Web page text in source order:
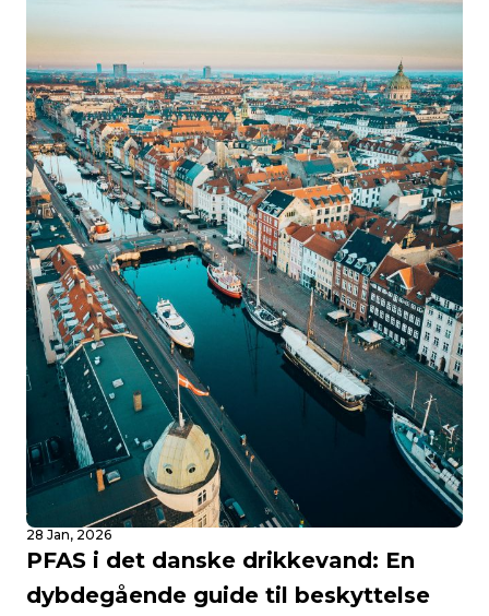
28 Jan, 2026
PFAS i det danske drikkevand: En
dybdegående guide til beskyttelse